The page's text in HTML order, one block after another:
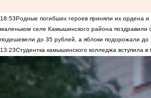
18:53Родные погибших героев приняли их ордена
маленьком селе Камышинского района поздравили
подешевели до 35 рублей, а яблоки подорожали до
13:23Студентка камышинского колледжа вступила